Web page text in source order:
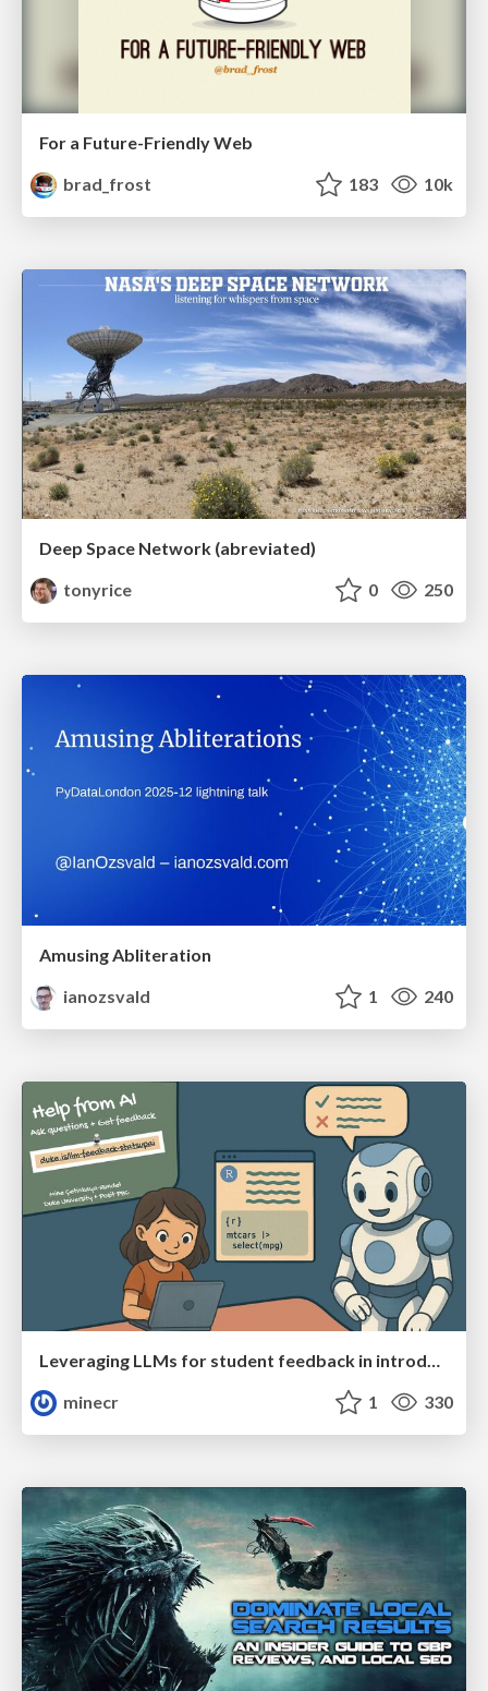
For a Future-Friendly Web
brad_frost
183 10k
Deep Space Network (abreviated)
tonyrice
0 250
Amusing Abliteration
ianozsvald
1 240
Leveraging LLMs for student feedback in introductory data science courses - posit::conf(2025)
minecr
1 330